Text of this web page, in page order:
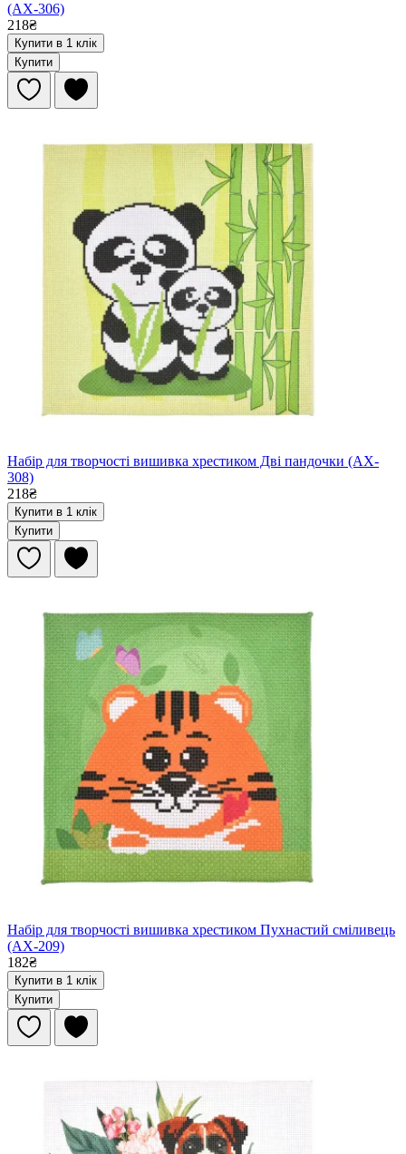
(AX-306)
218₴
Купити в 1 клік
Купити
Набір для творчості вишивка хрестиком Дві пандочки (AX-
308)
218₴
Купити в 1 клік
Купити
Набір для творчості вишивка хрестиком Пухнастий сміливець
(AX-209)
182₴
Купити в 1 клік
Купити